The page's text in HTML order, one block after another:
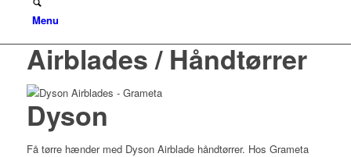
Menu
Airblades / Håndtørrer
Dyson
Få tørre hænder med Dyson Airblade håndtørrer. Hos Grameta